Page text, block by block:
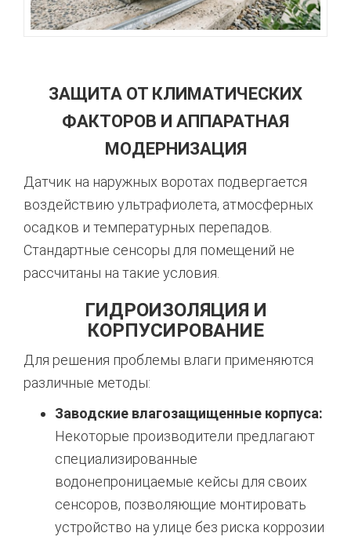
ЗАЩИТА ОТ КЛИМАТИЧЕСКИХ
ФАКТОРОВ И АППАРАТНАЯ
МОДЕРНИЗАЦИЯ
Датчик на наружных воротах подвергается
воздействию ультрафиолета, атмосферных
осадков и температурных перепадов.
Стандартные сенсоры для помещений не
рассчитаны на такие условия.
ГИДРОИЗОЛЯЦИЯ И
КОРПУСИРОВАНИЕ
Для решения проблемы влаги применяются
различные методы:
Заводские влагозащищенные корпуса:
Некоторые производители предлагают
специализированные
водонепроницаемые кейсы для своих
сенсоров, позволяющие монтировать
устройство на улице без риска коррозии